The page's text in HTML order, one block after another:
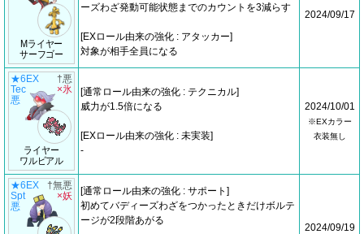
Mライヤー
サーフゴー
ーズわざ発動可能状態までのカウントを3減らす
[EXロール由来の強化 : アタッカー]
対象が相手全員になる
2024/09/17
★6EX
Tec
悪
ライヤー
ワルビアル
†悪
×氷
[通常ロール由来の強化 : テクニカル]
威力が1.5倍になる
[EXロール由来の強化 : 未実装]
-
2024/10/01
※EXカラー
衣装無し
★6EX
Spt
悪
†無悪
×妖
[通常ロール由来の強化 : サポート]
初めてバディーズわざをつかったときだけボルテ
ージが2段階あがる
2024/09/19